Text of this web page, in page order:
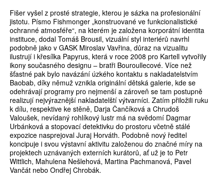
Fišer vyšel z prosté strategie, kterou je sázka na profesionální
jistotu. Písmo Fishmonger „konstruované ve funkcionalistické
ochranné atmosféře“, na kterém je založena korporátní identita
instituce, dodal Tomáš Brousil, vizuální styl interiérů navrhl
podobně jako v GASK Miroslav Vavřina, důraz na vizualitu
ilustrují i křesílka Papyrus, která v roce 2008 pro Kartell vytvořily
ikony současného designu – bratři Bouroullecové. Více než
šťastné pak bylo navázání úzkého kontaktu s nakladatelstvím
Baobab, díky němuž vznikla originální dětská galerie, kde se
odehrávají programy pro nejmenší a zároveň se tam postupně
realizují nejvýraznější nakladatelští výtvarníci. Zatím přiložili ruku
k dílu, respektive ke stěně, Darja Čančíková a Chrudoš
Valoušek, nevídaný rohlíkový lustr má na svědomí Dagmar
Urbánková a stopovací detektivku do prostoru včetně stálé
expozice nasprejoval Juraj Horváth. Podobně nový ředitel
koncipuje i svou výstavní aktivitu založenou do značné míry na
projektech uznávaných externích kurátorů, ať už je to Petr
Wittlich, Mahulena Nešlehová, Martina Pachmanová, Pavel
Vančát nebo Ondřej Chrobák.